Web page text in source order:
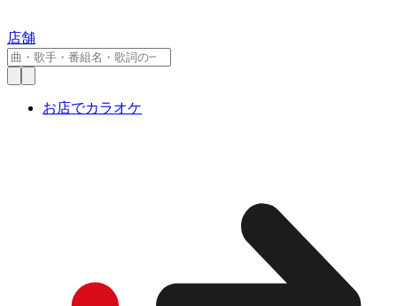
店舗
お店でカラオケ